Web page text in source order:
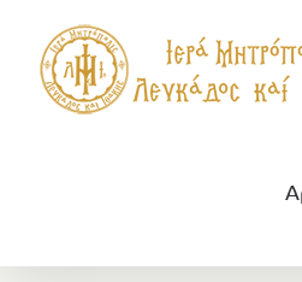
περιεχόμενο